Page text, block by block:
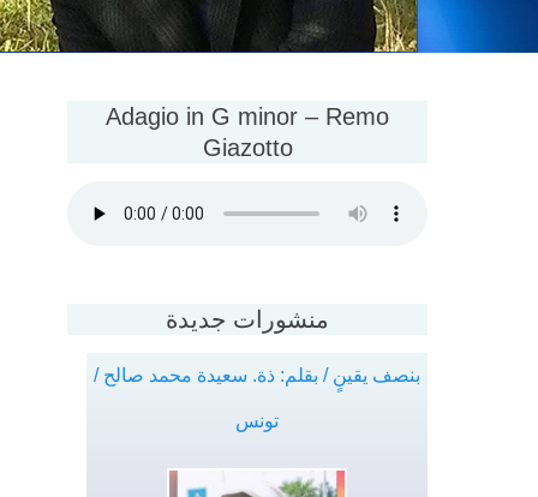
Adagio in G minor – Remo
Giazotto
منشورات جديدة
بنصف يقينٍ / بقلم: ذة. سعيدة محمد صالح /
تونس